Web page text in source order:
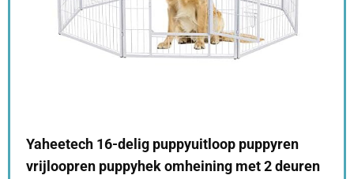
Yaheetech 16-delig puppyuitloop puppyren
vrijloopren puppyhek omheining met 2 deuren